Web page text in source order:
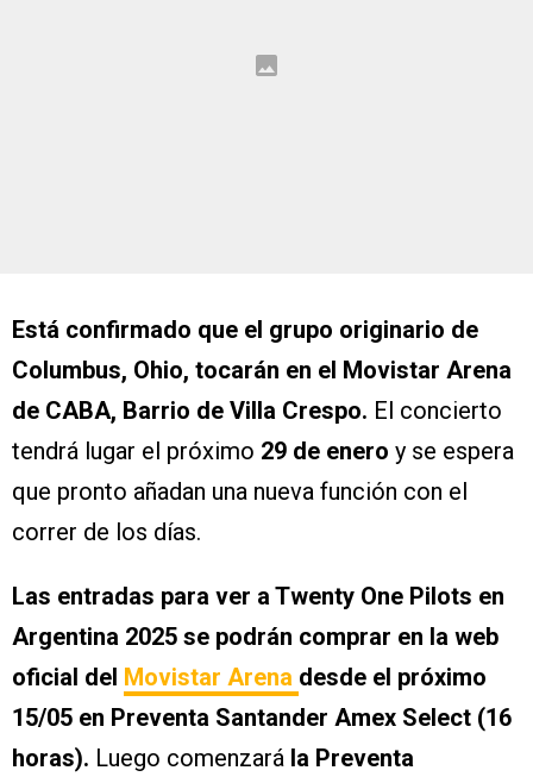
Está confirmado que el grupo originario de
Columbus, Ohio, tocarán en el Movistar Arena
de CABA, Barrio de Villa Crespo. El concierto
tendrá lugar el próximo 29 de enero y se espera
que pronto añadan una nueva función con el
correr de los días.
Las entradas para ver a Twenty One Pilots en
Argentina 2025 se podrán comprar en la web
oficial del Movistar Arena desde el próximo
15/05 en Preventa Santander Amex Select (16
horas). Luego comenzará la Preventa